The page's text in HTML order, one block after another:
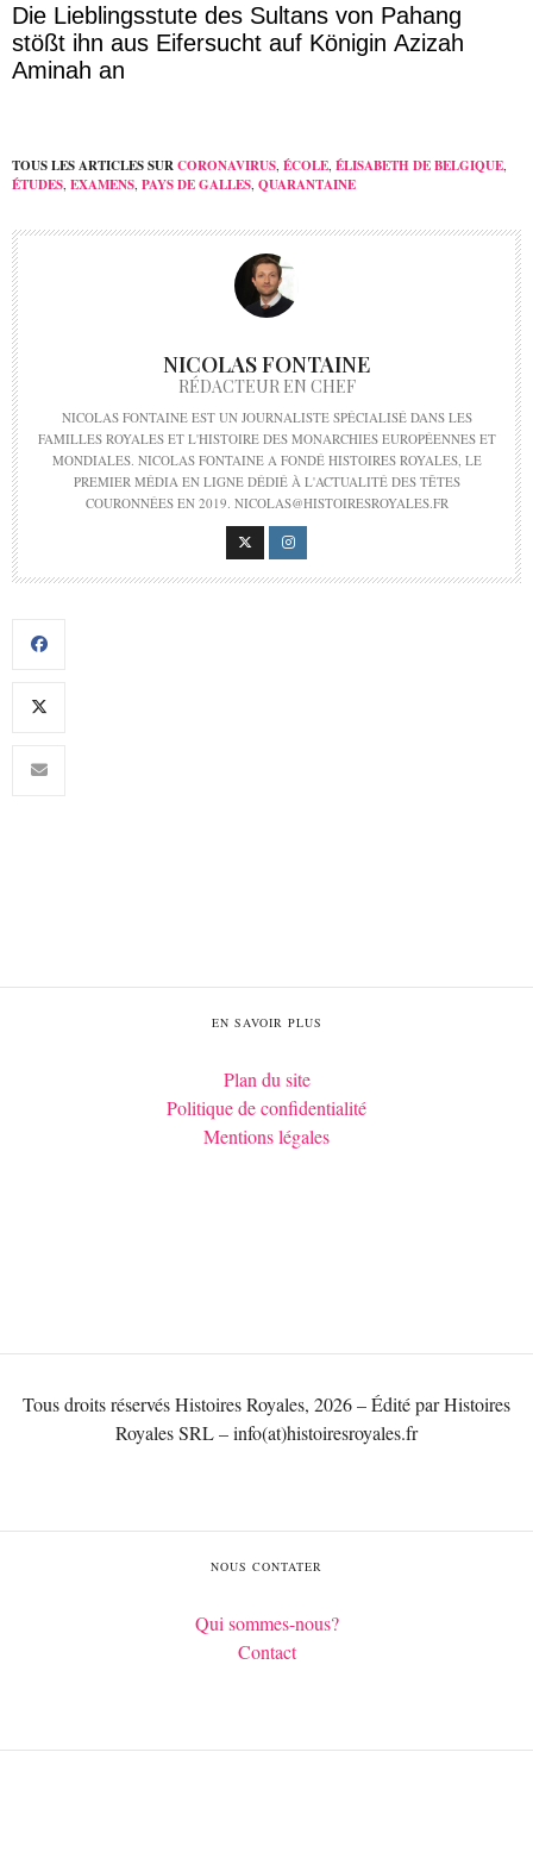
Die Lieblingsstute des Sultans von Pahang
stößt ihn aus Eifersucht auf Königin Azizah
Aminah an
TOUS LES ARTICLES SURCORONAVIRUS ÉCOLE ÉLISABETH DE BELGIQUE
ÉTUDES EXAMENS PAYS DE GALLES QUARANTAINE
NICOLAS FONTAINE
RÉDACTEUR EN CHEF
NICOLAS FONTAINE EST UN JOURNALISTE SPÉCIALISÉ DANS LES
FAMILLES ROYALES ET L'HISTOIRE DES MONARCHIES EUROPÉENNES ET
MONDIALES. NICOLAS FONTAINE A FONDÉ HISTOIRES ROYALES, LE
PREMIER MÉDIA EN LIGNE DÉDIÉ À L'ACTUALITÉ DES TÊTES
COURONNÉES EN 2019. NICOLAS@HISTOIRESROYALES.FR
EN SAVOIR PLUS
Plan du site
Politique de confidentialité
Mentions légales
Tous droits réservés Histoires Royales, 2026 – Édité par Histoires
Royales SRL – info(at)histoiresroyales.fr
NOUS CONTATER
Qui sommes-nous?
Contact